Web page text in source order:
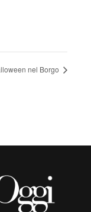
nel Borgo